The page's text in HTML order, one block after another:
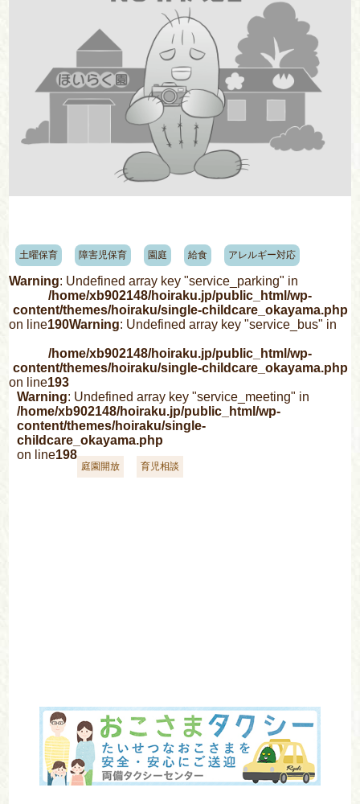
土曜保育 障害児保育 園庭 給食 アレルギー対応
Warning: Undefined array key "service_parking" in
/home/xb902148/hoiraku.jp/public_html/wp-
content/themes/hoiraku/single-childcare_okayama.php
on line190Warning: Undefined array key "service_bus" in
/home/xb902148/hoiraku.jp/public_html/wp-
content/themes/hoiraku/single-childcare_okayama.php
on line193
Warning: Undefined array key "service_meeting" in
/home/xb902148/hoiraku.jp/public_html/wp-
content/themes/hoiraku/single-
childcare_okayama.php
on line198
庭園開放 育児相談